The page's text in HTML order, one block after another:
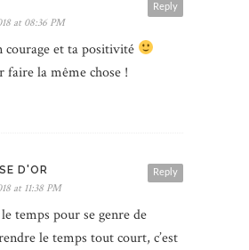
Reply
at 08:36 PM
et ta positivité
faire la même chose !
Reply
D'OR
at 11:38 PM
temps pour se genre de
le temps tout court, c’est